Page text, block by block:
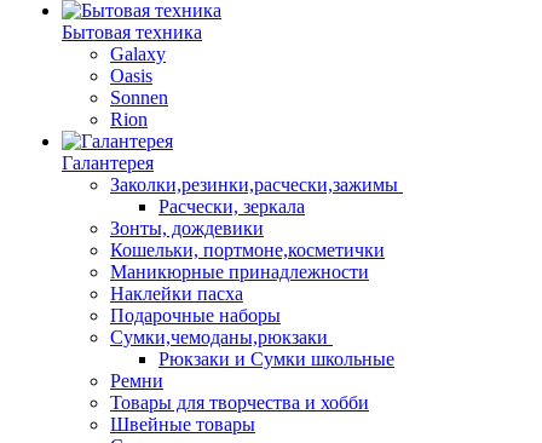
Бытовая техника
Galaxy
Oasis
Sonnen
Rion
Галантерея
Заколки,резинки,расчески,зажимы
Расчески, зеркала
Зонты, дождевики
Кошельки, портмоне,косметички
Маникюрные принадлежности
Наклейки пасха
Подарочные наборы
Сумки,чемоданы,рюкзаки
Рюкзаки и Сумки школьные
Ремни
Товары для творчества и хобби
Швейные товары